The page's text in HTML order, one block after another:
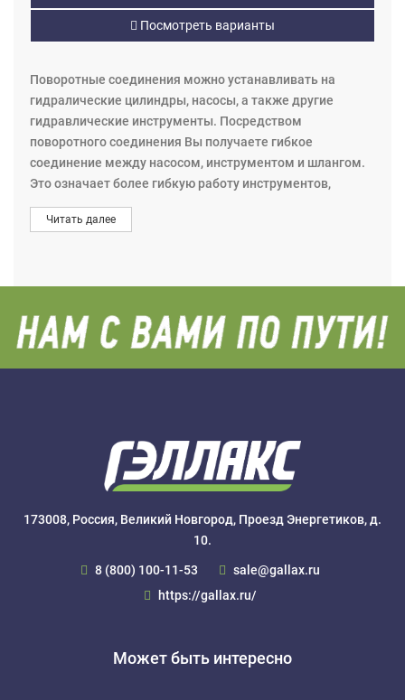
Посмотреть варианты
Поворотные соединения можно устанавливать на
гидралические цилиндры, насосы, а также другие
гидравлические инструменты. Посредством
поворотного соединения Вы получаете гибкое
соединение между насосом, инструментом и шлангом.
Это означает более гибкую работу инструментов,
особенно в условиях ограниченного рабочего
пространства.
соединениями. Поворотные соединения могут
Макс. рабочее гидравлическое давление 80 МПа.
Читать далее
173008, Россия, Великий Новгород, Проезд Энергетиков, д.
10.
8 (800) 100-11-53
sale@gallax.ru
https://gallax.ru/
Может быть интересно